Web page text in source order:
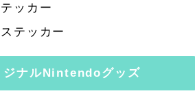
ッカー
テッカー
ジナルNintendoグッズ